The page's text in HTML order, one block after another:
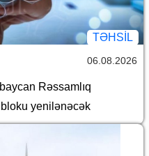
TƏHSIL
06.08.2026
Rəssamlıq
yenilənəcək